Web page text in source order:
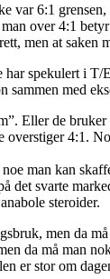
var 6:1
over 4:1
men at saken
har spekulert i T/
sammen med
Eller de
overstiger 4:1.
man kan
det svarte
steroider.
men da
da må man
er stor om